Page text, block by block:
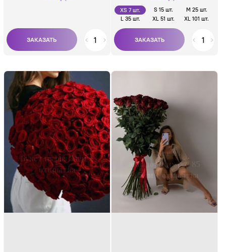
XS 7 шт. S 15 шт.
M 25 шт.
L 35 шт.
XL 51 шт. XL 101 шт.
Букет из роз 50см +
открытка
Букет из
эквадорских роз 85
-95 см + открытка